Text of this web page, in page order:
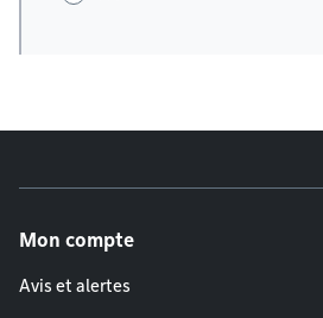
Mon compte
Avis et alertes